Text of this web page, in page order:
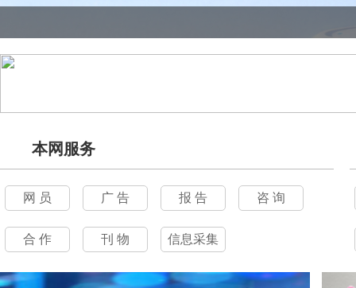
本网服务
网 员 广 告 报 告 咨 询
合 作 刊 物 信息采集